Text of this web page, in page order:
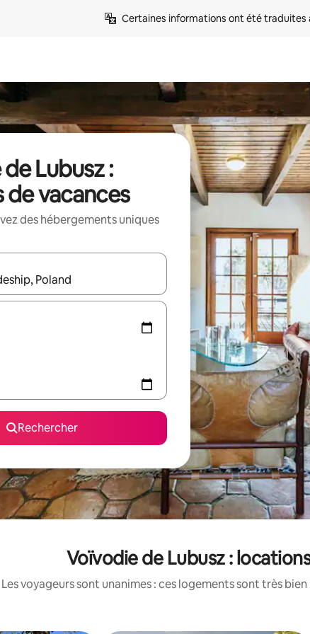
Certaines informations ont été
Lubusz :
de vacances
des hébergements uniques
s'affichent, utilisez les flèches vers le haut et vers le bas pour
Rechercher
Voïvodie de Lubusz :
Les voyageurs sont unanimes : ces logements sont très